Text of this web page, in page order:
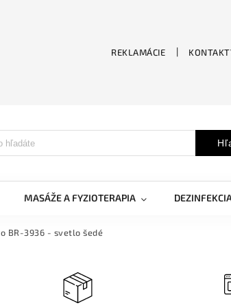
REKLAMÁCIE
MASÁŽE A FYZIOTERAPIA
BR-3936 - svetlo šedé